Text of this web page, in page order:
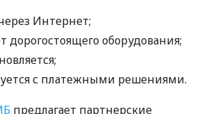
Интернет;
дорогостоящего оборудования;
с платежными решениями.
предлагает партнерские